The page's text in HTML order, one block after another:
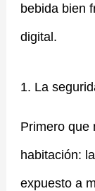
bebida bien
digital.
1. La
Primero que
habitación:
expuesto a